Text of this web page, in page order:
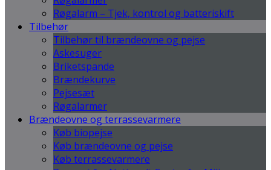
Røgalarm – Tjek, kontrol og batteriskift
Tilbehør
Tilbehør til brændeovne og pejse
Askesuger
Briketspande
Brændekurve
Pejsesæt
Røgalarmer
Brændeovne og terrassevarmere
Køb biopejse
Køb brændeovne og pejse
Køb terrassevarmere